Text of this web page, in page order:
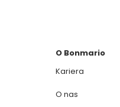
O Bonmario
Kariera
O nas